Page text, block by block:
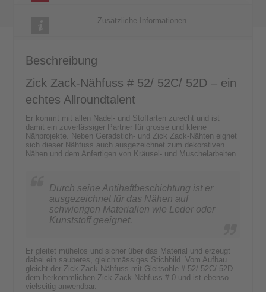
Zusätzliche Informationen
Beschreibung
Zick Zack-Nähfuss # 52/ 52C/ 52D – ein
echtes Allroundtalent
Er kommt mit allen Nadel- und Stoffarten zurecht und ist
damit ein zuverlässiger Partner für grosse und kleine
Nähprojekte. Neben Geradstich- und Zick Zack-Nähten eignet
sich dieser Nähfuss auch ausgezeichnet zum dekorativen
Nähen und dem Anfertigen von Kräusel- und Muschelarbeiten.
Durch seine Antihaftbeschichtung ist er
ausgezeichnet für das Nähen auf
schwierigen Materialien wie Leder oder
Kunststoff geeignet.
Er gleitet mühelos und sicher über das Material und erzeugt
dabei ein sauberes, gleichmässiges Stichbild. Vom Aufbau
gleicht der Zick Zack-Nähfuss mit Gleitsohle # 52/ 52C/ 52D
dem herkömmlichen Zick Zack-Nähfuss # 0 und ist ebenso
vielseitig anwendbar.